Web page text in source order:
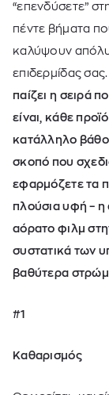
“επενδύσετε”
πέντε βήματα
καλύψουν
επιδερμίδας σας.
παίζει η σειρά
είναι, κάθε
κατάλληλο
σκοπό που
εφαρμόζετε τα
πλούσια υφή – η
αόρατο φιλμ
συστατικά των
βαθύτερα
#1
Καθαρισμός